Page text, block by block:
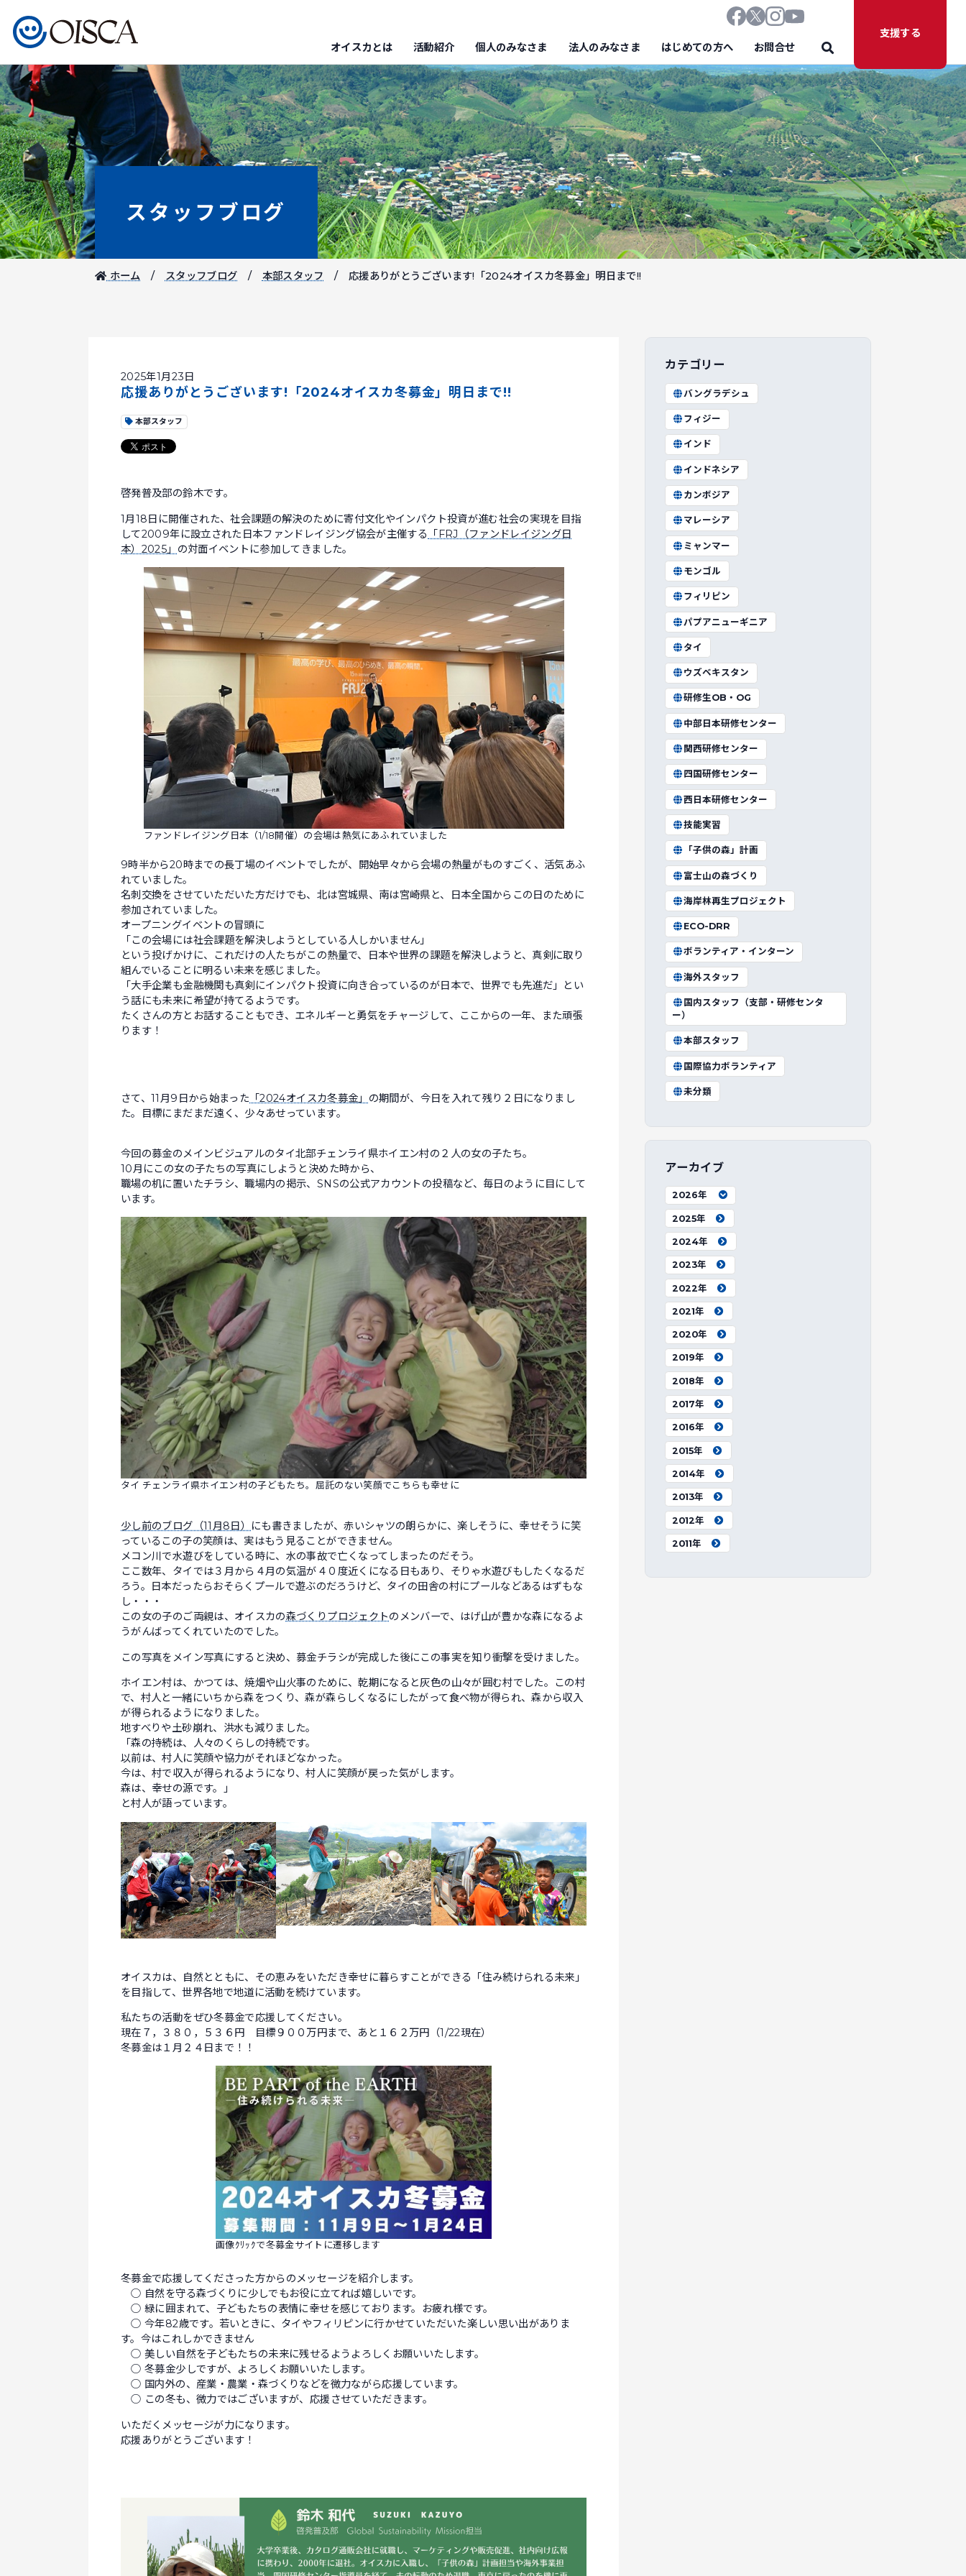
オイスカとは 活動紹介 個人のみなさま 法人のみなさま はじめての方へ お問合せ
支援する
スタッフブログ
ホーム スタッフブログ 本部スタッフ 応援ありがとうございます!「2024オイスカ冬募金」明日まで!!
2025年1月23日
応援ありがとうございます!「2024オイスカ冬募金」明日まで!!
本部スタッフ
啓発普及部の鈴木です。
1月18日に開催された、社会課題の解決のために寄付文化やインパクト投資が進む社会の実現を目指
して2009年に設立された日本ファンドレイジング協会が主催する
「FRJ（ファンドレイジング日
本）2025」 の対面イベントに参加してきました。
ファンドレイジング日本（1/18開催）の会場は熱気にあふれていました
9時半から20時までの長丁場のイベントでしたが、開始早々から会場の熱量がものすごく、活気あふ
れていました。
名刺交換をさせていただいた方だけでも、北は宮城県、南は宮崎県と、日本全国からこの日のために
参加されていました。
オープニングイベントの冒頭に
「この会場には社会課題を解決しようとしている人しかいません」
という投げかけに、これだけの人たちがこの熱量で、日本や世界の課題を解決しようと、真剣に取り
組んでいることに明るい未来を感じました。
「大手企業も金融機関も真剣にインパクト投資に向き合っているのが日本で、世界でも先進だ」とい
う話にも未来に希望が持てるようです。
たくさんの方とお話することもでき、エネルギーと勇気をチャージして、ここからの一年、また頑張
ります！
さて、11月9日から始まった 「2024オイスカ冬募金」 の期間が、今日を入れて残り２日になりまし
た。目標にまだまだ遠く、少々あせっています。
今回の募金のメインビジュアルのタイ北部チェンライ県ホイエン村の２人の女の子たち。
10月にこの女の子たちの写真にしようと決めた時から、
職場の机に置いたチラシ、職場内の掲示、SNSの公式アカウントの投稿など、毎日のように目にして
います。
タイ チェンライ県ホイエン村の子どもたち。屈託のない笑顔でこちらも幸せに
少し前のブログ（11月8日）
にも書きましたが、赤いシャツの朗らかに、楽しそうに、幸せそうに笑
っているこの子の笑顔は、実はもう見ることができません。
メコン川で水遊びをしている時に、水の事故で亡くなってしまったのだそう。
ここ数年、タイでは３月から４月の気温が４０度近くになる日もあり、そりゃ水遊びもしたくなるだ
ろう。日本だったらおそらくプールで遊ぶのだろうけど、タイの田舎の村にプールなどあるはずもな
し・・・
この女の子のご両親は、オイスカの森づくりプロジェクトのメンバーで、はげ山が豊かな森になるよ
うがんばってくれていたのでした。
この写真をメイン写真にすると決め、募金チラシが完成した後にこの事実を知り衝撃を受けました。
ホイエン村は、かつては、焼畑や山火事のために、乾期になると灰色の山々が囲む村でした。この村
で、村人と一緒にいちから森をつくり、森が森らしくなるにしたがって食べ物が得られ、森から収入
が得られるようになりました。
地すべりや土砂崩れ、洪水も減りました。
「森の持続は、人々のくらしの持続です。
以前は、村人に笑顔や協力がそれほどなかった。
今は、村で収入が得られるようになり、村人に笑顔が戻った気がします。
森は、幸せの源です。」
と村人が語っています。
オイスカは、自然とともに、その恵みをいただき幸せに暮らすことができる「住み続けられる未来」
を目指して、世界各地で地道に活動を続けています。
私たちの活動をぜひ冬募金で応援してください。
現在７，３８０，５３６円 目標９００万円まで、あと１６２万円（1/22現在）
冬募金は１月２４日まで！！
画像ｸﾘｯｸで冬募金サイトに遷移します
冬募金で応援してくださった方からのメッセージを紹介します。
○ 自然を守る森づくりに少しでもお役に立てれば嬉しいです。
○ 緑に囲まれて、子どもたちの表情に幸せを感じております。お疲れ様です。
○ 今年82歳です。若いときに、タイやフィリピンに行かせていただいた楽しい思い出がありま
す。今はこれしかできません
○ 美しい自然を子どもたちの未来に残せるようよろしくお願いいたします。
○ 冬募金少しですが、よろしくお願いいたします。
○ 国内外の、産業・農業・森づくりなどを微力ながら応援しています。
○ この冬も、微力ではございますが、応援させていただきます。
いただくメッセージが力になります。
応援ありがとうございます！
カテゴリー
バングラデシュ
フィジー
インド
インドネシア
カンボジア
マレーシア
ミャンマー
モンゴル
フィリピン
パプアニューギニア
タイ
ウズベキスタン
研修生OB・OG
中部日本研修センター
関西研修センター
四国研修センター
西日本研修センター
技能実習
「子供の森」計画
富士山の森づくり
海岸林再生プロジェクト
ECO-DRR
ボランティア・インターン
海外スタッフ
国内スタッフ（支部・研修センタ
ー）
本部スタッフ
国際協力ボランティア
未分類
アーカイブ
2026年
2025年
2024年
2023年
2022年
2021年
2020年
2019年
2018年
2017年
2016年
2015年
2014年
2013年
2012年
2011年